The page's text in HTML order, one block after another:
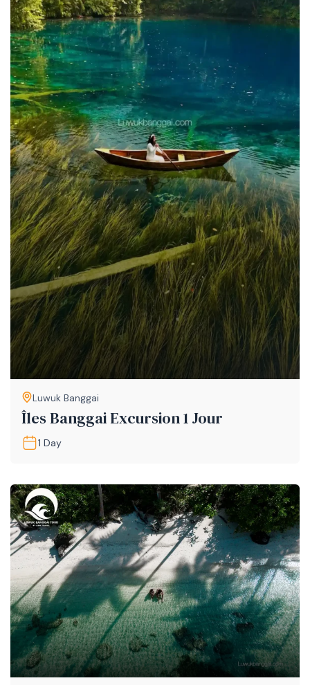
Luwuk Banggai
Îles Banggai Excursion 1 Jour
1 Day